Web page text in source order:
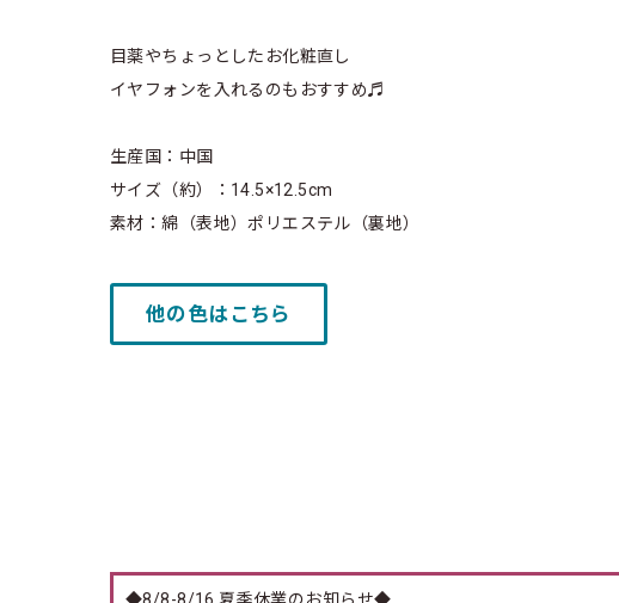
目薬やちょっとしたお化粧直し
イヤフォンを入れるのもおすすめ♬
生産国：中国
サイズ（約）：14.5×12.5cm
素材：綿（表地）ポリエステル（裏地）
他の色はこちら